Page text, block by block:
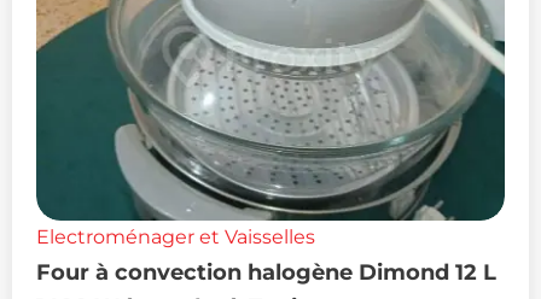
Electroménager et Vaisselles
Four à convection halogène Dimond 12 L